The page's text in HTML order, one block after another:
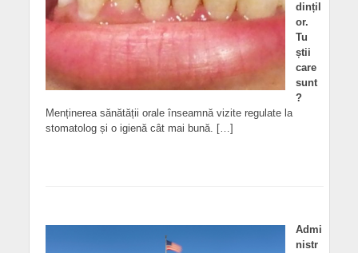
dințil
or.
Tu
știi
care
sunt
?
Menținerea sănătății orale înseamnă vizite regulate la
stomatolog și o igienă cât mai bună. […]
Admi
nistr